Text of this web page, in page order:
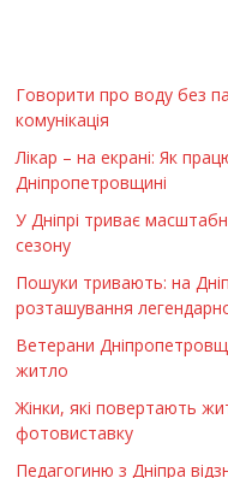
Говорити про воду без
комунікація
Лікар – на екрані: Як
Дніпропетровщині
У Дніпрі триває
сезону
Пошуки тривають: на
розташування
Ветерани
житло
Жінки, які повертають
фотовиставку
Педагогиню з Дніпра